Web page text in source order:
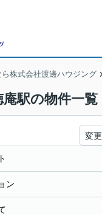
株式会社渡邊ハウジング
庵駅の物件一覧
変更
ン